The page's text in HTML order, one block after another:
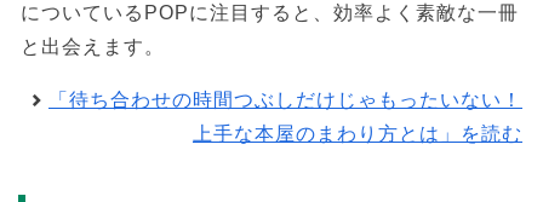
についているPOPに注目すると、効率よく素敵な一冊
と出会えます。
「待ち合わせの時間つぶしだけじゃもったいない！
上手な本屋のまわり方とは」を読む